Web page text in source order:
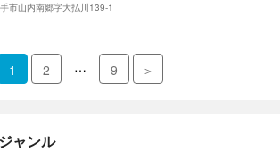
市山内南郷字大払川139-1
1 2 … 9 ＞
ャンル